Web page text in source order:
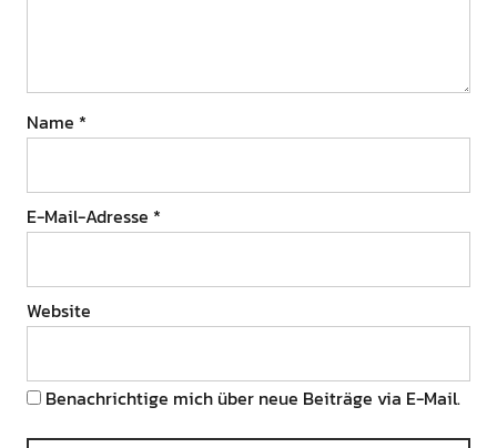
Name *
E-Mail-Adresse *
Website
Benachrichtige mich über neue Beiträge via E-Mail.